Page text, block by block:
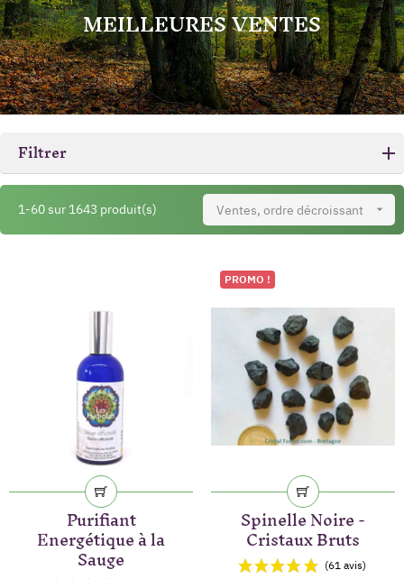
MEILLEURES VENTES
Filtrer
1-60 sur 1643 produit(s) Ventes, ordre décroissant 
Purifiant
Energétique à la
Sauge
PROMO !
Spinelle Noire -
Cristaux Bruts